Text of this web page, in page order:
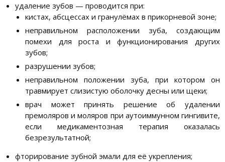
удаление зубов — проводится при:
кистах, абсцессах и гранулёмах в прикорневой зоне;
неправильном расположении зуба, создающим
помехи для роста и функционирования других
зубов;
разрушении зубов;
неправильном положении зуба, при котором он
травмирует слизистую оболочку десны или щеки;
врач может принять решение об удалении
премоляров и моляров при аутоиммунном гингивите,
если медикаментозная терапия оказалась
безрезультатной;
фторирование зубной эмали для её укрепления;